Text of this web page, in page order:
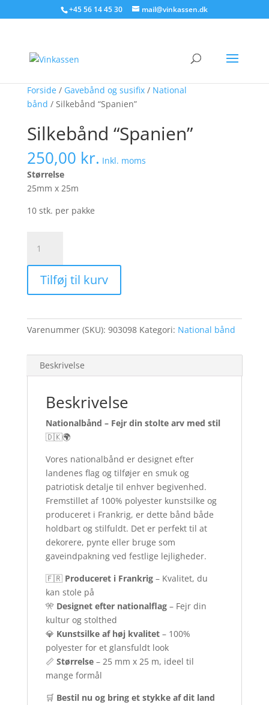
+45 56 14 45 30 mail@vinkassen.dk
Søg produkter - start med at skrive
Forside/ Gavebånd og susifix/ National
bånd / Silkebånd “Spanien”
Silkebånd “Spanien”
250,00 kr. Inkl. moms
Størrelse
25mm x 25m
10 stk. per pakke
"Spanien"
antal
Tilføj til kurv
Varenummer (SKU): 903098 Kategori: National bånd
Beskrivelse
Beskrivelse
Nationalbånd – Fejr din stolte arv med stil
🇩🇰🌍
Vores nationalbånd er designet efter
landenes flag og tilføjer en smuk og
patriotisk detalje til enhver begivenhed.
Fremstillet af 100% polyester kunstsilke og
produceret i Frankrig, er dette bånd både
holdbart og stilfuldt. Det er perfekt til at
dekorere, pynte eller bruge som
gaveindpakning ved festlige lejligheder.
🇫🇷 Produceret i Frankrig– Kvalitet, du
kan stole på
🎌 Designet efter nationalflag– Fejr din
kultur og stolthed
💎 Kunstsilke af høj kvalitet– 100%
polyester for et glansfuldt look
📏 Størrelse– 25 mm x 25 m, ideel til
mange formål
🛒 Bestil nu og bring et stykke af dit land
Tilbud!